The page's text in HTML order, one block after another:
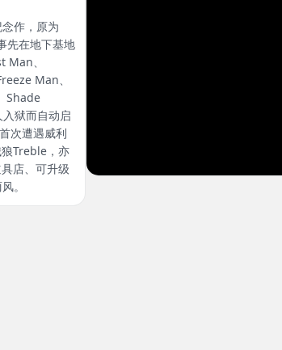
作，原为
先在地下基地
Man、
Man、
Shade
狱而自动启
次遭遇威利
Treble，亦
店、可升级
。